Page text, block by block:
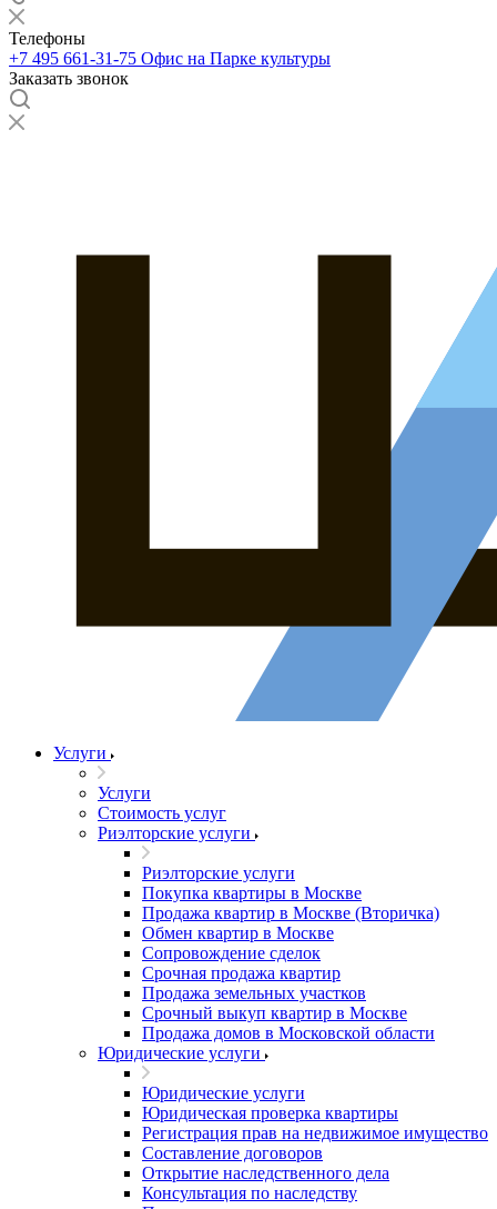
Телефоны
+7 495 661-31-75 Офис на Парке культуры
Заказать звонок
Услуги
Услуги
Стоимость услуг
Риэлторские услуги
Риэлторские услуги
Покупка квартиры в Москве
Продажа квартир в Москве (Вторичка)
Обмен квартир в Москве
Сопровождение сделок
Срочная продажа квартир
Продажа земельных участков
Срочный выкуп квартир в Москве
Продажа домов в Московской области
Юридические услуги
Юридические услуги
Юридическая проверка квартиры
Регистрация прав на недвижимое имущество
Составление договоров
Открытие наследственного дела
Консультация по наследству